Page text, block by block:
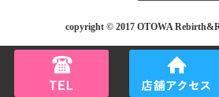
copyright © 2017 OTOWA